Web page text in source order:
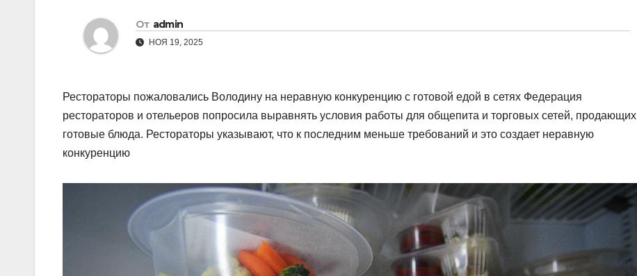
От admin
НОЯ 19, 2025
Рестораторы пожаловались Володину на неравную конкуренцию с готовой едой в сетях Федерация
рестораторов и отельеров попросила выравнять условия работы для общепита и торговых сетей, продающих
готовые блюда. Рестораторы указывают, что к последним меньше требований и это создает неравную
конкуренцию